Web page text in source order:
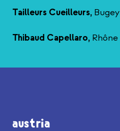
Tailleurs Cueilleurs, Bugey
Thibaud Capellaro, Rhône
austria